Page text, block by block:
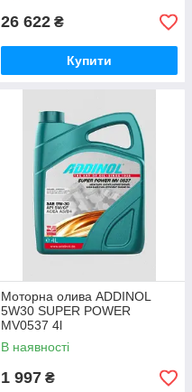
26 622 ₴
Купити
Моторна олива ADDINOL
5W30 SUPER POWER
MV0537 4l
В наявності
1 997 ₴